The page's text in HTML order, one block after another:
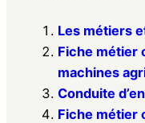
Les métiers
Fiche métier
machines
Conduite
Fiche métier